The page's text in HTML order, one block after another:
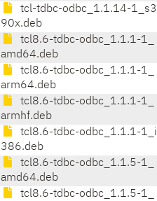
tcl-tdbc-odbc_1.1.14-1_s3
90x.deb
tcl8.6-tdbc-odbc_1.1.1-1_
amd64.deb
tcl8.6-tdbc-odbc_1.1.1-1_
arm64.deb
tcl8.6-tdbc-odbc_1.1.1-1_
armhf.deb
tcl8.6-tdbc-odbc_1.1.1-1_i
386.deb
tcl8.6-tdbc-odbc_1.1.5-1_
amd64.deb
tcl8.6-tdbc-odbc_1.1.5-1_